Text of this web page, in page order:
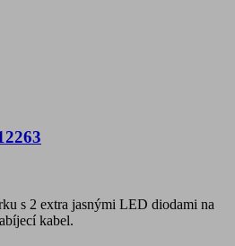
s 2 extra jasnými LED diodami na
kabel.